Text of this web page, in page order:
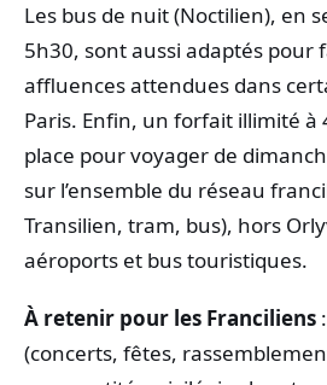
Les bus de nuit (Noctilien), en
5h30, sont aussi adaptés pour
affluences attendues dans
Paris. Enfin, un forfait illimité à
place pour voyager de
sur l’ensemble du réseau
Transilien, tram, bus), hors
aéroports et bus touristiques.
À retenir pour les Franciliens
(concerts, fêtes,